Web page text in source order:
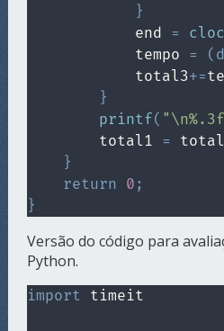
}
            end
=
            tempo
= (
            total3
+=
}
printf(
        total1
=
}
return 0 ;
}
Versão do código para
Python.
import timeit